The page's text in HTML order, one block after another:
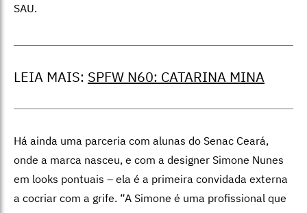
SAU.
LEIA MAIS: SPFW N60: CATARINA MINA
Há ainda uma parceria com alunas do Senac Ceará,
onde a marca nasceu, e com a designer Simone Nunes
em looks pontuais – ela é a primeira convidada externa
a cocriar com a grife. “A Simone é uma profissional que